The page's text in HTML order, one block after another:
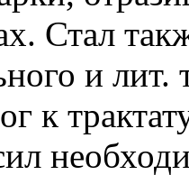
Стал
и
к